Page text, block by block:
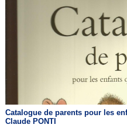
Catalogue de parents pour les
Claude PONTI